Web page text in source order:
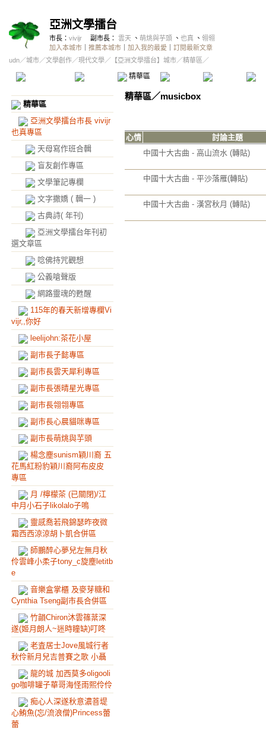
亞洲文學擂台
市長： vivijr 副市長： 雲天 、 萌烑與芋頭 、 也真 、 翎翎
加入本城市
推薦本城市 加入我的最愛
訂閱最新文章
udn／城市／文學創作／現代文學／ 【亞洲文學擂台】城市／精華區／
精華區 投票區 影像館
精華區
亞洲文學擂台市長 vivijr
也真專區
天母寫作班合輯
盲友創作專區
文學筆記專欄
文字撒嬌 ( 輯一 )
古典詩( 年刊)
亞洲文學擂台年刊初
選文章區
唸佛持咒觀想
公義嗆聲版
網路靈魂的甦醒
115年的春天新增專欄Vi
vijr,,你好
leelijohn:茶花小屋
副市長子懿專區
副市長雲天犀利專區
副市長張晴星光專區
副市長翎翎專區
副市長心晨貓咪專區
副市長萌烑與芋頭
楊念塵sunism穎川裔 五
花馬紅粉豹穎川裔阿布皮皮
專區
月 /檸檬茶 (已關閉)/江
中月小石子likolalo子鳴
靈感喬若飛錦瑟昨夜微
霜西西涼涼胡卜凱合併區
師鵬醉心夢兒左無月秋
伶雲峰小柔子tony_c旋塵letitb
e
音樂盒掌櫃 及麥芽糖和
Cynthia Tseng副市長合併區
竹韻Chiron沐雲篠棻深
遂(姬月朗人~迷時瞳缺)叮咚
老査居士Jove風城行者
秋伶新月兒吉普賽之歌 小聶
龍的城 加西莫多oligooli
go咖啡罐子華哥海怪雨熙伶伶
痴心人深遂秋意濃菩堤
心鮪魚(忘/流浪僧)Princess蕾
蕾
精華區／musicbox
心情
討論主題
中國十大古曲 - 高山流水 (轉貼)
中國十大古曲 - 平沙落雁(轉貼)
中國十大古曲 - 漢宮秋月 (轉貼)